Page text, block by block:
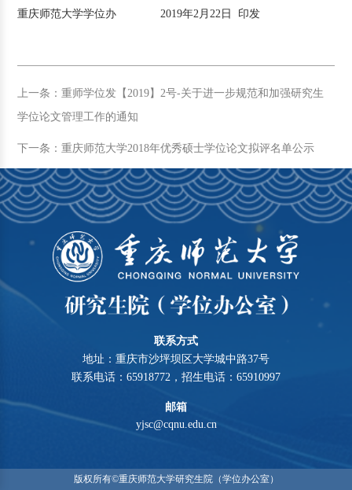
重庆师范大学学位办 2019年2月22日 印发
上一条：重师学位发【2019】2号-关于进一步规范和加强研究生
学位论文管理工作的通知
下一条：重庆师范大学2018年优秀硕士学位论文拟评名单公示
联系方式
地址：重庆市沙坪坝区大学城中路37号
联系电话：65918772，招生电话：65910997
邮箱
yjsc@cqnu.edu.cn
版权所有©重庆师范大学研究生院（学位办公室）